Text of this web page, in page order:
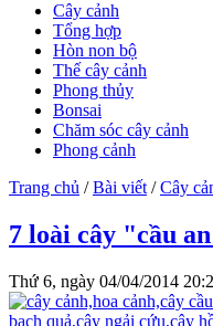
Cây cảnh
Tổng hợp
Hòn non bộ
Thế cây cảnh
Phong thủy
Bonsai
Chăm sóc cây cảnh
Phong cảnh
Trang chủ /Bài viết /Cây
7 loài cây "cầu
Thứ 6, ngày 04/04/2014